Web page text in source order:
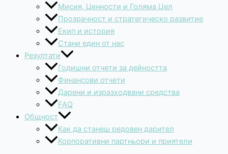
Мисия, Ценности и Голяма Цел
Прозрачност и стратегическо развитие
Екип и история
Стани един от нас
Резултати
Годишни отчети за дейността
Финансови отчети
Дарени и изразходвани средства
FAQ
Общност
Как да станеш редовен дарител
Корпоративни партньори и приятели